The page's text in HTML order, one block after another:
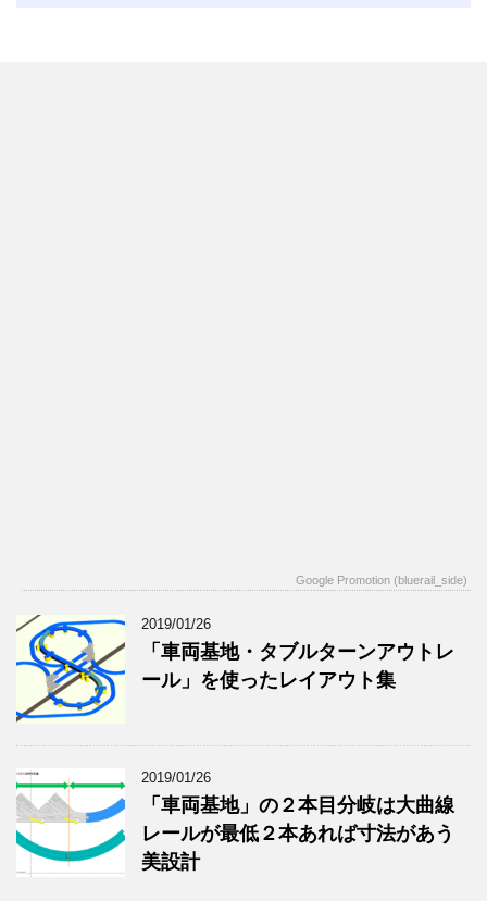
Google Promotion (bluerail_side)
2019/01/26
「車両基地・タブルターンアウトレ
ール」を使ったレイアウト集
2019/01/26
「車両基地」の２本目分岐は大曲線
レールが最低２本あれば寸法があう
美設計